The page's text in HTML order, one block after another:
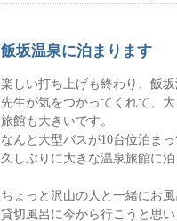
飯坂温泉に泊まります
楽しい打ち上げも終わり、飯
先生が気をつかってくれて、
旅館も大きいです。
なんと大型バスが10台位泊ま
久しぶりに大きな温泉旅館に
ちょっと沢山の人と一緒にお
貸切風呂に今から行こうと思